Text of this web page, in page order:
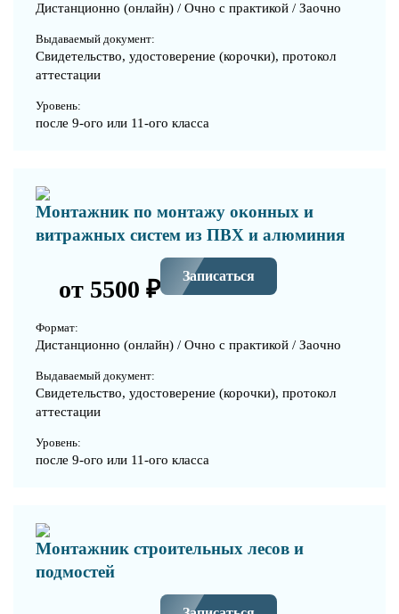
Дистанционно (онлайн) / Очно с практикой / Заочно
Выдаваемый документ:
Свидетельство, удостоверение (корочки), протокол
аттестации
Уровень:
после 9-ого или 11-ого класса
Монтажник по монтажу оконных и
витражных систем из ПВХ и алюминия
от 5500 ₽ Записаться
Формат:
Дистанционно (онлайн) / Очно с практикой / Заочно
Выдаваемый документ:
Свидетельство, удостоверение (корочки), протокол
аттестации
Уровень:
после 9-ого или 11-ого класса
Монтажник строительных лесов и
подмостей